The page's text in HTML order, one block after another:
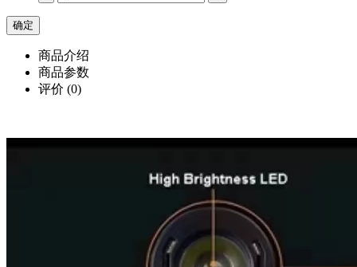
商品介绍
商品参数
评价 (0)